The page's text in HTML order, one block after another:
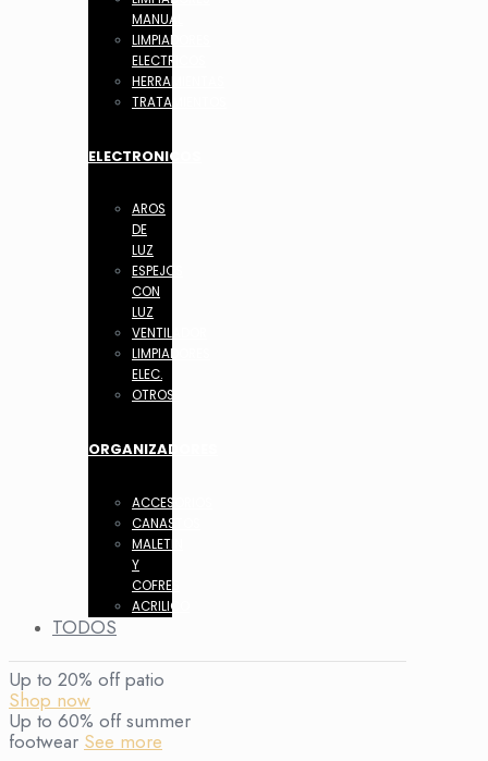
MANUAL
LIMPIADORES
ELECTRICOS
HERRAMIENTAS
TRATAMIENTOS
ELECTRONICOS
AROS
DE
LUZ
ESPEJOS
CON
LUZ
VENTILADOR
LIMPIADORES
ELEC.
OTROS
ORGANIZADORES
ACCESORIOS
CANASTOS
MALETIN
Y
COFRES
ACRILICO
TODOS
Up to 20% off patio
Shop now
Up to 60% off summer
footwear See more